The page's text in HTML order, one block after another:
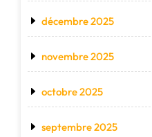
décembre 2025
novembre 2025
octobre 2025
septembre 2025